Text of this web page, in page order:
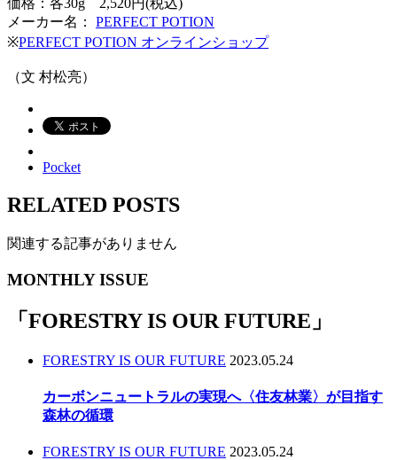
価格：各30g 2,520円(税込)
メーカー名： PERFECT POTION
※PERFECT POTION オンラインショップ
（文 村松亮）
Pocket
RELATED POSTS
関連する記事がありません
MONTHLY ISSUE
「 FORESTRY IS OUR FUTURE 」
FORESTRY IS OUR FUTURE 2023.05.24
カーボンニュートラルの実現へ〈住友林業〉が目指す
森林の循環
FORESTRY IS OUR FUTURE 2023.05.24